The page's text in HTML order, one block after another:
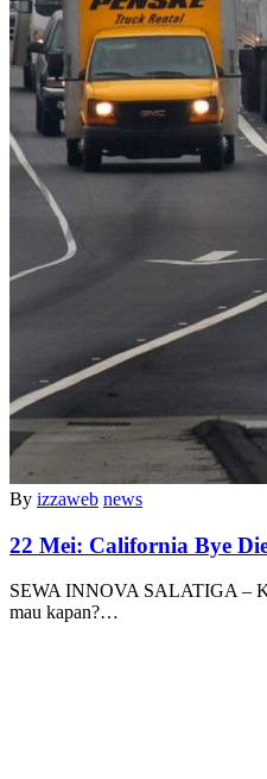
By izzaweb news
22 Mei: California Bye
SEWA INNOVA SALATIGA –
mau kapan?…